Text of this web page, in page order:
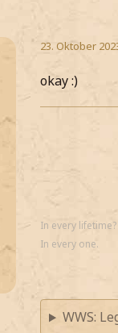
23. Oktober
okay :)
In every lifetime?
In every one.
WWS: